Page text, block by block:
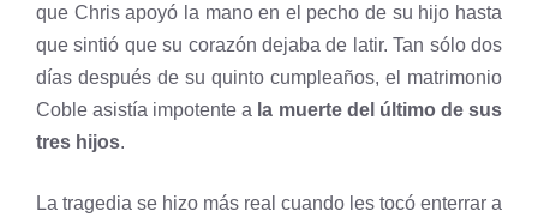
que Chris apoyó la mano en el pecho de su hijo hasta
que sintió que su corazón dejaba de latir. Tan sólo dos
días después de su quinto cumpleaños, el matrimonio
Coble asistía impotente a la muerte del último de sus
tres hijos.
La tragedia se hizo más real cuando les tocó enterrar a